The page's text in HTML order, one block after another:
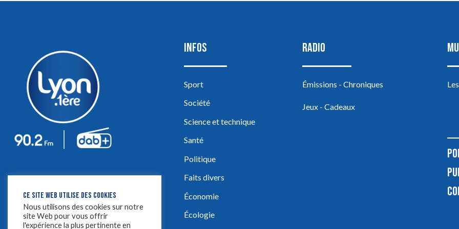
INFOS
Sport
Société
Science et technique
Santé
Politique
Faits divers
Économie
Écologie
RADIO
Émissions - Chroniques
Jeux - Cadeaux
CE SITE WEB UTILISE DES COOKIES
Nous utilisons des cookies sur notre
site Web pour vous offrir
l'expérience la plus pertinente en